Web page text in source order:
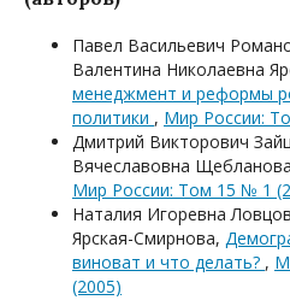
Павел Васильевич
Валентина Николаевна
менеджмент и реформы
политики , Мир России:
Дмитрий Викторович
Вячеславовна
Мир России: Том 15 № 1
Наталия Игоревна
Ярская-Смирнова,
виноват и что делать? ,
(2005)